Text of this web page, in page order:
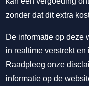
zonder dat dit extra
De informatie op deze
in realtime verstrekt
Raadpleeg onze
informatie op de